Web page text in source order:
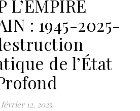
L’EMPIRE
: 1945-2025-
de l’État
février 12, 2025